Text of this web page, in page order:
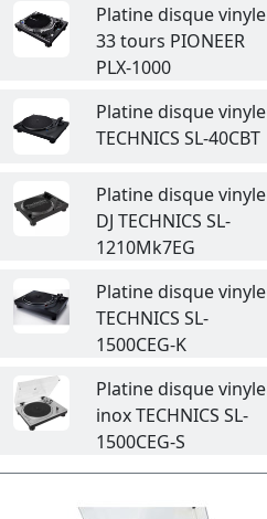
Platine disque vinyle
33 tours PIONEER
PLX-1000
Platine disque vinyle
TECHNICS SL-40CBT
Platine disque vinyle
DJ TECHNICS SL-
1210Mk7EG
Platine disque vinyle
TECHNICS SL-
1500CEG-K
Platine disque vinyle
inox TECHNICS SL-
1500CEG-S